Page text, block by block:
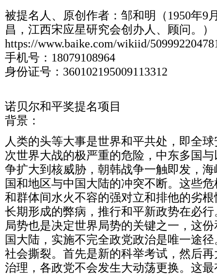
被提名人、原创作者：邹和明（1950年9
昌，江西宋应星研究会创办人、顾问。）
https://www.baike.com/wikiid/
手机号：18079108964
身份证号：360102195009113312
诺贝尔和平奖提名项目
背景：
人类的头等大事是世界和平共处，即全
次世界大战的极严重的危险，中东多国
争扩大到核威胁，朝韩战争一触即发，
国和地区与中国大陆的冲突不断。这些
和群体间水火不容的强对立和排他的劣
长期形成的弊病，推行和平新政势在必
局势也是决定世界局势的关键之一，这
国大陆，实施不完全政党政治是唯一途
社会撕裂。首先是新的科举考试，然后
治理，各政党不会发生大动荡更换。这